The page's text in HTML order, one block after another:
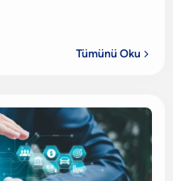
Tümünü Oku 